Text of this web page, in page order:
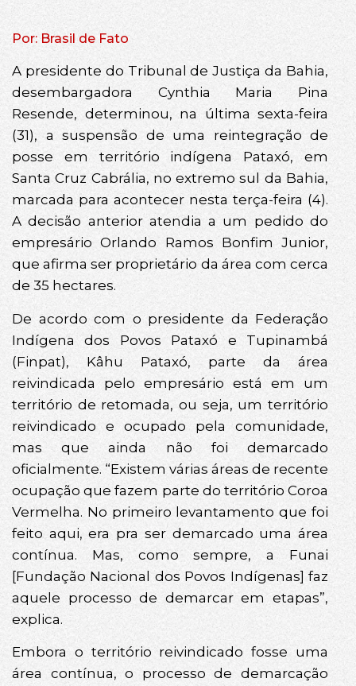
Por: Brasil de Fato
A presidente do Tribunal de Justiça da Bahia,
desembargadora Cynthia Maria Pina
Resende, determinou, na última sexta-feira
(31), a suspensão de uma reintegração de
posse em território indígena Pataxó, em
Santa Cruz Cabrália, no extremo sul da Bahia,
marcada para acontecer nesta terça-feira (4).
A decisão anterior atendia a um pedido do
empresário Orlando Ramos Bonfim Junior,
que afirma ser proprietário da área com cerca
de 35 hectares.
De acordo com o presidente da Federação
Indígena dos Povos Pataxó e Tupinambá
(Finpat), Kâhu Pataxó, parte da área
reivindicada pelo empresário está em um
território de retomada, ou seja, um território
reivindicado e ocupado pela comunidade,
mas que ainda não foi demarcado
oficialmente. “Existem várias áreas de recente
ocupação que fazem parte do território Coroa
Vermelha. No primeiro levantamento que foi
feito aqui, era pra ser demarcado uma área
contínua. Mas, como sempre, a Funai
[Fundação Nacional dos Povos Indígenas] faz
aquele processo de demarcar em etapas”,
explica.
Embora o território reivindicado fosse uma
área contínua, o processo de demarcação